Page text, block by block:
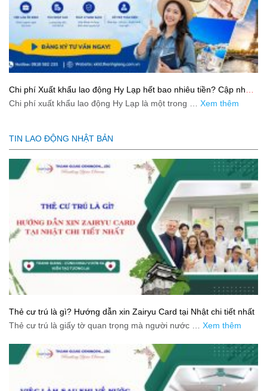
Chi phí Xuất khẩu lao động Hy Lạp hết bao nhiêu tiền? Cập nhật
mới nhất 2026
Chi phí xuất khẩu lao động Hy Lạp là một trong … Xem thêm
TIN LAO ĐỘNG NHẬT BẢN
Thẻ cư trú là gì? Hướng dẫn xin Zairyu Card tại Nhật chi tiết nhất
Thẻ cư trú là giấy tờ quan trọng mà người nước … Xem thêm